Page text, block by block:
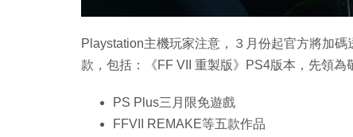
Playstation主機玩家注意，３月份起官方將加
款，包括：《FF VII 重製版》PS4版本，先領為
PS Plus三月限免遊戲
FFVII REMAKE等五款作品